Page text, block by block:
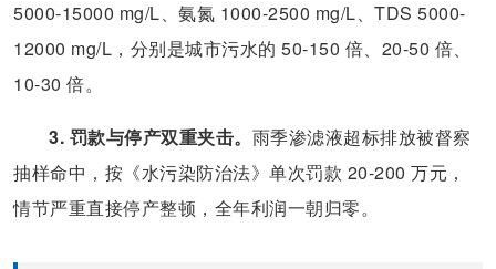
5000-15000 mg/L、氨氮 1000-2500 mg/L、TDS 5000-
12000 mg/L，分别是城市污水的 50-150 倍、20-50 倍、
10-30 倍。
3. 罚款与停产双重夹击。 雨季渗滤液超标排放被督察
抽样命中，按《水污染防治法》单次罚款 20-200 万元，
情节严重直接停产整顿，全年利润一朝归零。